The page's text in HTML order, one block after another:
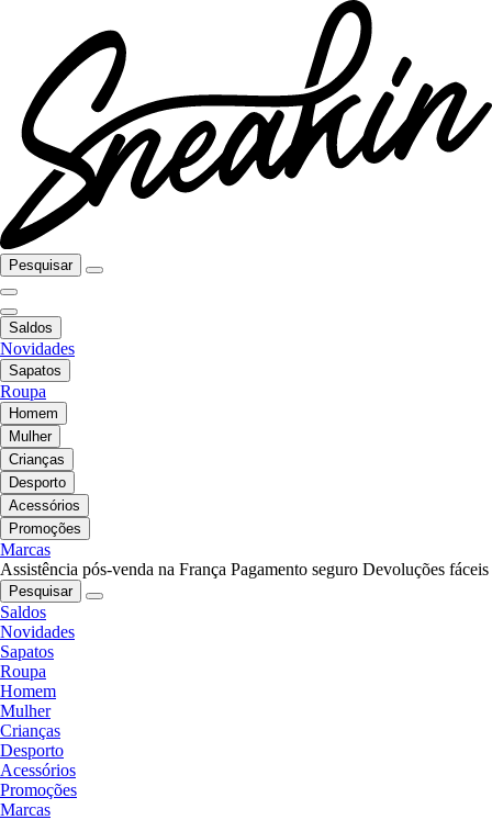
Pesquisar
Saldos
Novidades
Sapatos
Roupa
Homem
Mulher
Crianças
Desporto
Acessórios
Promoções
Marcas
Assistência pós-venda na França Pagamento seguro Devoluções fáceis
Pesquisar
Saldos
Novidades
Sapatos
Roupa
Homem
Mulher
Crianças
Desporto
Acessórios
Promoções
Marcas